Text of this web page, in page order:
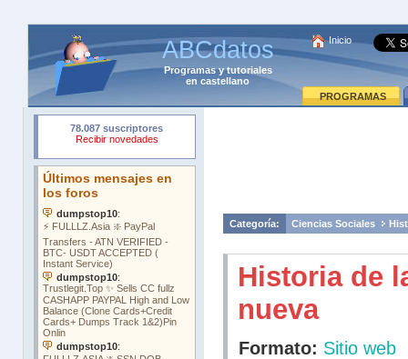
ABCdatos
Programasytutoriales
en castellano
Inicio
PROGRAMAS
Categoría: Ciencias Sociales
Historia de
nueva
Formato: Sitio web